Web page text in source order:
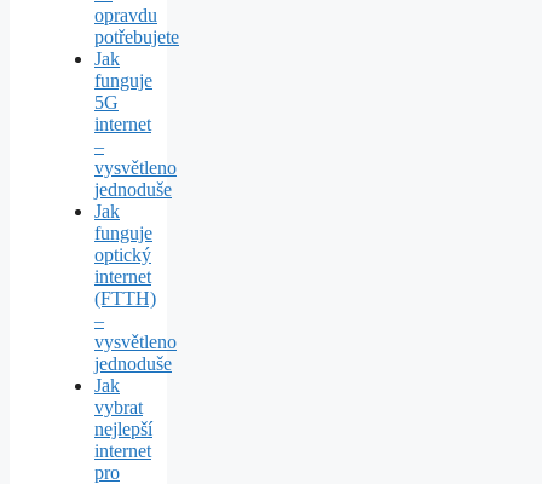
opravdu
potřebujete
Jak
funguje
5G
internet
–
vysvětleno
jednoduše
Jak
funguje
optický
internet
(FTTH)
–
vysvětleno
jednoduše
Jak
vybrat
nejlepší
internet
pro